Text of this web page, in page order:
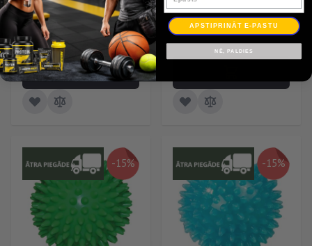
Īpaša Cena
11,39 €
13,40 €
8,00 €
-15% -15%
APSTIPRINĀT E-PASTU
NĒ, PALDIES